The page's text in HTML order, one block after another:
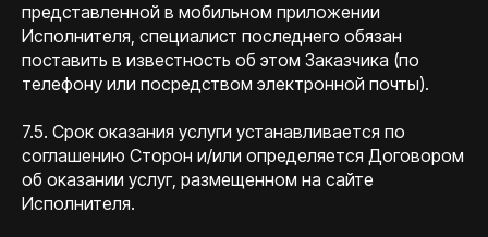
представленной в мобильном приложении
Исполнителя, специалист последнего обязан
поставить в известность об этом Заказчика (по
телефону или посредством электронной почты).
7.5. Срок оказания услуги устанавливается по
соглашению Сторон и/или определяется Договором
об оказании услуг, размещенном на сайте
Исполнителя.